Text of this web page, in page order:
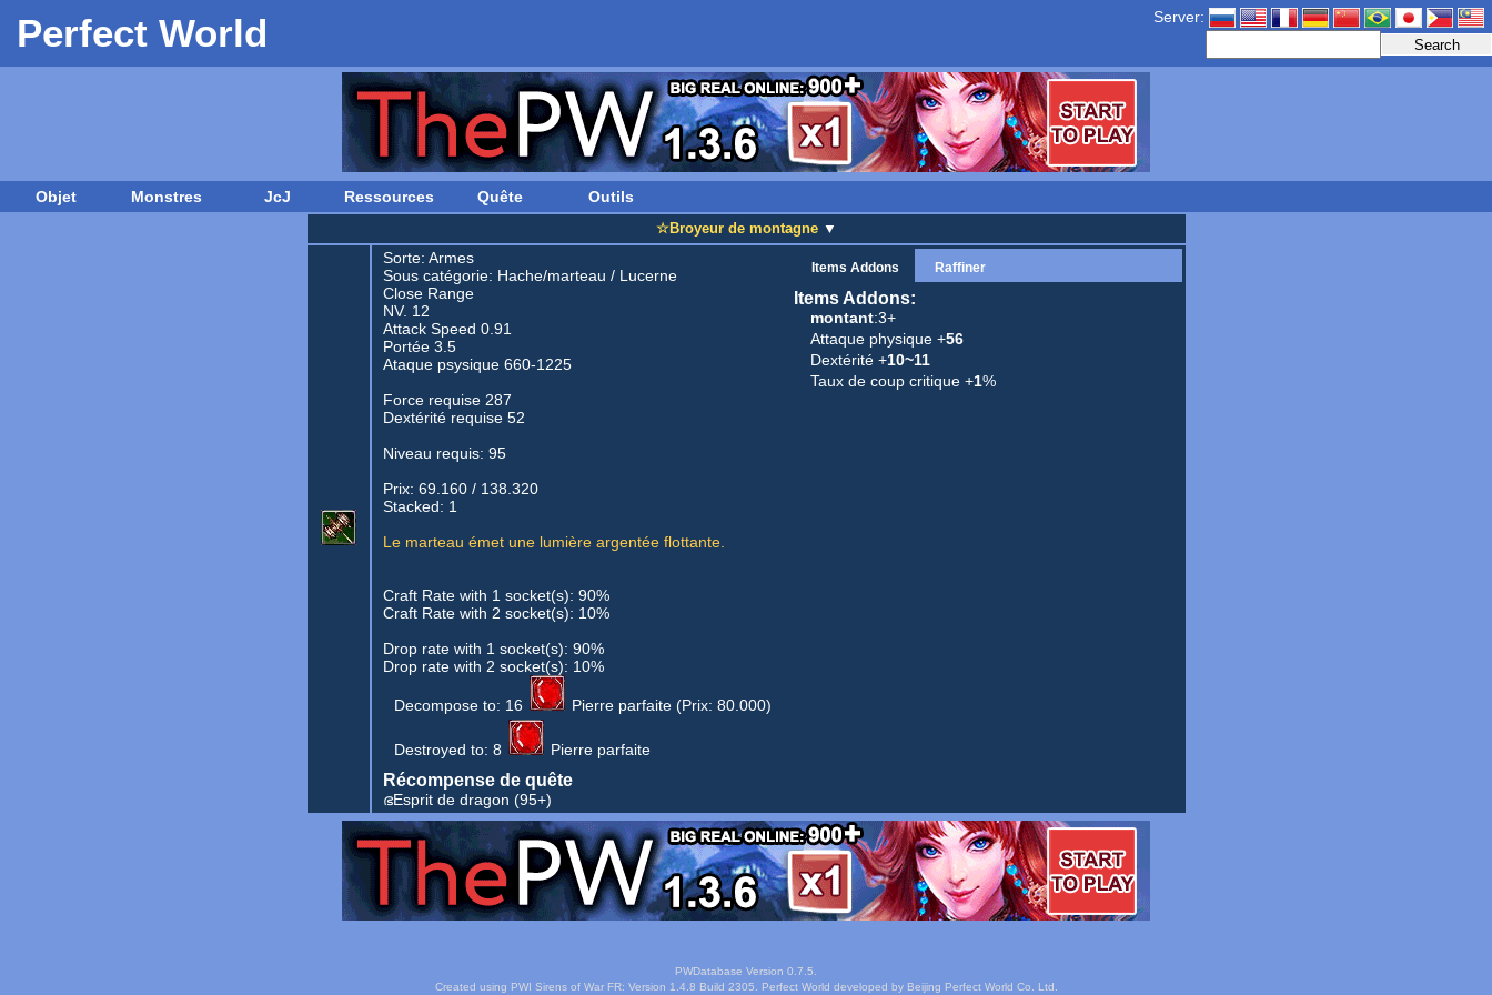
Perfect World Server:
Objet Monstres JcJ Ressources Quête Outils
☆Broyeur de montagne ▼
Sorte: Armes
Sous catégorie: Hache/marteau / Lucerne
Close Range
NV. 12
Attack Speed 0.91
Portée 3.5
Ataque psysique 660-1225
Force requise 287
Dextérité requise 52
Niveau requis: 95
Prix: 69.160 / 138.320
Stacked: 1
Le marteau émet une lumière argentée flottante.
Craft Rate with 1 socket(s): 90%
Craft Rate with 2 socket(s): 10%
Drop rate with 1 socket(s): 90%
Drop rate with 2 socket(s): 10%
Decompose to: 16 Pierre parfaite(Prix: 80.000)
Destroyed to: 8 Pierre parfaite
Récompense de quête
ഭEsprit de dragon (95+)
Items Addons Raffiner
Items Addons:
montant:3+
Attaque physique +56
Dextérité +10~11
Taux de coup critique +1%
PWDatabase Version 0.7.5.
Created using PWI Sirens of War FR: Version 1.4.8 Build 2305. Perfect World developed by Beijing Perfect World Co. Ltd.